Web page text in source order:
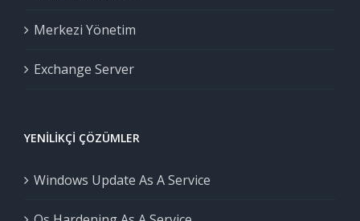
Merkezi Yönetim
Exchange Server
YENILIKÇI ÇÖZÜMLER
Windows Update As A Service